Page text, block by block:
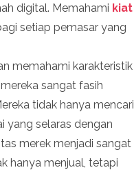
digital. Memahami kiat
setiap pemasar yang
memahami karakteristik
sangat fasih
tidak hanya mencari
yang selaras dengan
merek menjadi sangat
hanya menjual, tetapi